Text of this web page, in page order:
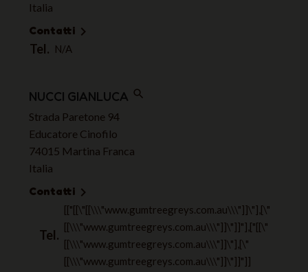
Italia
Contatti 
Tel. N/A
NUCCI GIANLUCA search
Strada Paretone 94
Educatore Cinofilo
74015 Martina Franca
Italia
Contatti 
Tel.
[["[[\"[[\\\"www.gumtreegreys.com.au\\\"]]\"],[\"
[[\\\"www.gumtreegreys.com.au\\\"]]\"]]"],["[[\"
[[\\\"www.gumtreegreys.com.au\\\"]]\"],[\"
[[\\\"www.gumtreegreys.com.au\\\"]]\"]]"]]